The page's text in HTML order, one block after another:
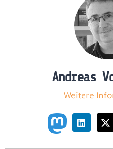
Andreas
Weitere